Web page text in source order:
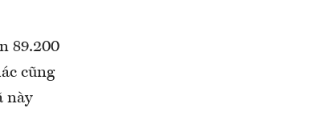
89.200
cũng
này